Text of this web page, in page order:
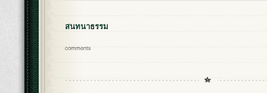
สนทนาธรรม
comments